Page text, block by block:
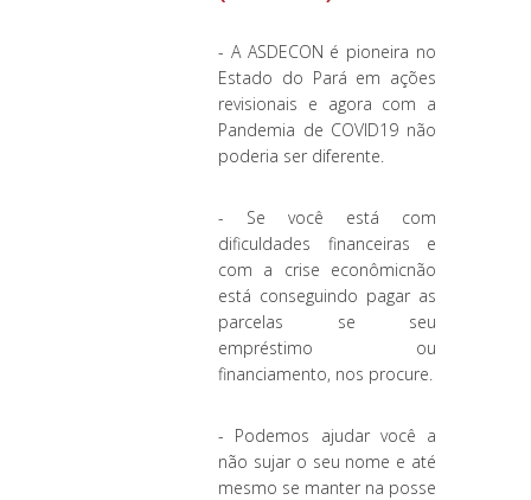
- A ASDECON é pioneira no
Estado do Pará em ações
revisionais e agora com a
Pandemia de COVID19 não
poderia ser diferente.
- Se você está com
dificuldades financeiras e
com a crise econômicnão
está conseguindo pagar as
parcelas se seu
empréstimo ou
financiamento, nos procure.
- Podemos ajudar você a
não sujar o seu nome e até
mesmo se manter na posse